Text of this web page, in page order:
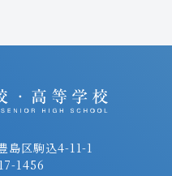
島区駒込4-11-1
1456